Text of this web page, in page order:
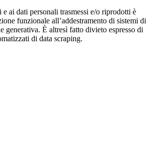
ai dati personali trasmessi e/o riprodotti è
funzionale all’addestramento di sistemi di
generativa. È altresì fatto divieto espresso di
di data scraping.